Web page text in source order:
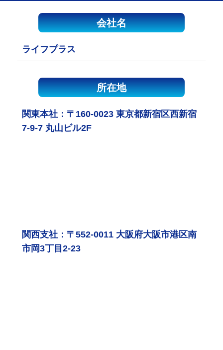
会社名
ライフプラス
所在地
関東本社：〒160-0023 東京都新宿区西新宿
7-9-7 丸山ビル2F
関西支社：〒552-0011 大阪府大阪市港区南
市岡3丁目2-23